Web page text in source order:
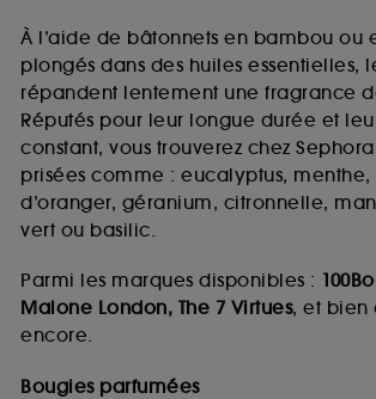
À l’aide de bâtonnets en bambou ou
plongés dans des huiles essentielles,
répandent lentement une fragrance
Réputés pour leur longue durée et
constant, vous trouverez chez
prisées comme : eucalyptus, menthe,
d’oranger, géranium, citronnelle,
vert ou basilic.
Parmi les marques disponibles :
Malone London, The 7 Virtues, et bien
encore.
Bougies parfumées